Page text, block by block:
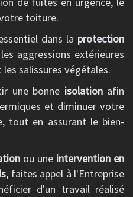
toiture.
dans la protection
aggressions extérieures
salissures végétales.
une bonne isolationafin
et diminuer votre
tout en assurant le bien-
ou une intervention en
, faites appel à l'Entreprise
d'un travail réalisé